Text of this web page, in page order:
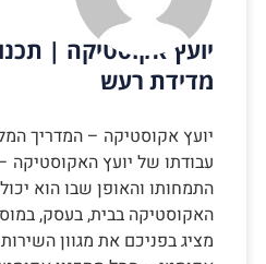
יועץ אקוסטיקה |
מדידת רעש
יועץ אקוסטיקה – המדריך
עבודתו של יועץ האקוסטיקה
התמחותו והאופן שבו הוא
האקוסטיקה בבית, בעסק,
מציג בפניכם את מגוון